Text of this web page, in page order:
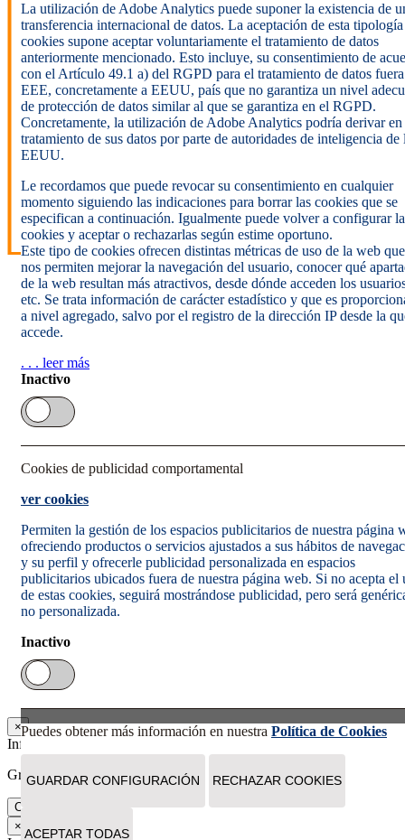
×
Información
Gracias. Tu suscripción se ha realizado correctamente.
Cerrar
×
La utilización de Adobe Analytics puede suponer la existencia de
transferencia internacional de datos. La aceptación de esta
cookies supone aceptar voluntariamente el tratamiento de datos
anteriormente mencionado. Esto incluye, su consentimiento de
con el Artículo 49.1 a) del RGPD para el tratamiento de datos
EEE, concretamente a EEUU, país que no garantiza un nivel
de protección de datos similar al que se garantiza en el RGPD.
Concretamente, la utilización de Adobe Analytics podría derivar en
tratamiento de sus datos por parte de autoridades de inteligencia de
EEUU.
Le recordamos que puede revocar su consentimiento en cualquier
momento siguiendo las indicaciones para borrar las cookies que se
especifican a continuación. Igualmente puede volver a configurar
cookies y aceptar o rechazarlas según estime oportuno.
Este tipo de cookies ofrecen distintas métricas de uso de la web que
nos permiten mejorar la navegación del usuario, conocer qué
de la web resultan más atractivos, desde dónde acceden los
etc. Se trata información de carácter estadístico y que es
a nivel agregado, salvo por el registro de la dirección IP desde la
accede.
. . . leer más
Inactivo
Cookies de publicidad comportamental
ver cookies
Permiten la gestión de los espacios publicitarios de nuestra página
ofreciendo productos o servicios ajustados a sus hábitos de
y su perfil y ofrecerle publicidad personalizada en espacios
publicitarios ubicados fuera de nuestra página web. Si no acepta el
de estas cookies, seguirá mostrándose publicidad, pero será
no personalizada.
Inactivo
Puedes obtener más información en nuestra Política de Cookies
GUARDAR CONFIGURACIÓN RECHAZAR COOKIES
ACEPTAR TODAS